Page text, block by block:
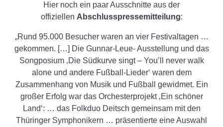
Hier noch ein paar Ausschnitte aus der
offiziellen Abschlusspressemitteilung:
„Rund 95.000 Besucher waren an vier Festivaltagen …
gekommen. […] Die Gunnar-Leue- Ausstellung und das
Songposium ‚Die Südkurve singt – You’ll never walk
alone und andere Fußball-Lieder‘ waren dem
Zusammenhang von Musik und Fußball gewidmet. Ein
großer Erfolg war das Orchesterprojekt ‚Ein schöner
Land‘: … das Folkduo Deitsch gemeinsam mit den
Thüringer Symphonikern … präsentierte eine Auswahl